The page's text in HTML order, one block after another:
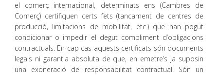
el comerç internacional, determinats ens (Cambres de
Comerç) certifiquen certs fets (tancament de centres de
producció, limitacions de mobilitat, etc.) que han pogut
condicionar o impedir el degut compliment d’obligacions
contractuals. En cap cas aquests certificats són documents
legals ni garantia absoluta de que, en emetre’s ja suposin
una exoneració de responsabilitat contractual. Són un